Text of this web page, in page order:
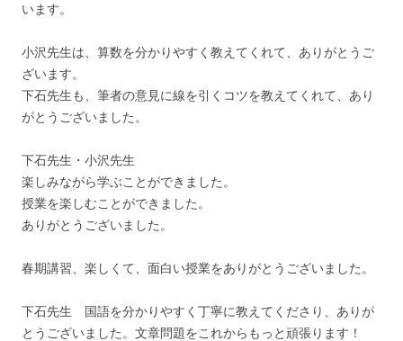
います。
小沢先生は、算数を分かりやすく教えてくれて、ありがとうご
ざいます。
下石先生も、筆者の意見に線を引くコツを教えてくれて、あり
がとうございました。
下石先生・小沢先生
楽しみながら学ぶことができました。
授業を楽しむことができました。
ありがとうございました。
春期講習、楽しくて、面白い授業をありがとうございました。
下石先生 国語を分かりやすく丁寧に教えてくださり、ありが
とうございました。文章問題をこれからもっと頑張ります！